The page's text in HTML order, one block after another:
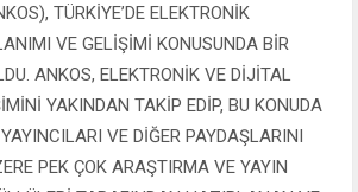
TÜRKİYE’DE ELEKTRONİK
VE GELİŞİMİ KONUSUNDA BİR
ANKOS, ELEKTRONİK VE DİJİTAL
YAKINDAN TAKİP EDİP, BU KONUDA
VE DİĞER PAYDAŞLARINI
PEK ÇOK ARAŞTIRMA VE YAYIN